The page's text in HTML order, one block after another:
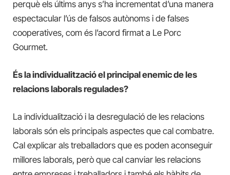
perquè els últims anys s’ha incrementat d’una manera
espectacular l’ús de falsos autònoms i de falses
cooperatives, com és l’acord firmat a Le Porc
Gourmet.
És la individualització el principal enemic de les
relacions laborals regulades?
La individualització i la desregulació de les relacions
laborals són els principals aspectes que cal combatre.
Cal explicar als treballadors que es poden aconseguir
millores laborals, però que cal canviar les relacions